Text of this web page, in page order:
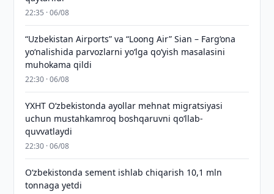
22:35 · 06/08
“Uzbekistan Airports” va “Loong Air” Sian – Farg‘ona
yo‘nalishida parvozlarni yo‘lga qo‘yish masalasini
muhokama qildi
22:30 · 06/08
YXHT O‘zbekistonda ayollar mehnat migratsiyasi
uchun mustahkamroq boshqaruvni qo‘llab-
quvvatlaydi
22:30 · 06/08
O‘zbekistonda sement ishlab chiqarish 10,1 mln
tonnaga yetdi